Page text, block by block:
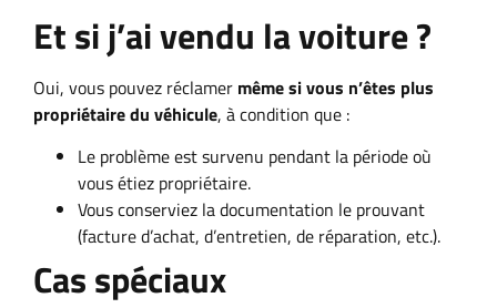
Et si j’ai vendu la voiture ?
Oui, vous pouvez réclamer même si vous n’êtes plus
propriétaire du véhicule, à condition que :
Le problème est survenu pendant la période où
vous étiez propriétaire.
Vous conserviez la documentation le prouvant
(facture d’achat, d’entretien, de réparation, etc.).
Cas spéciaux